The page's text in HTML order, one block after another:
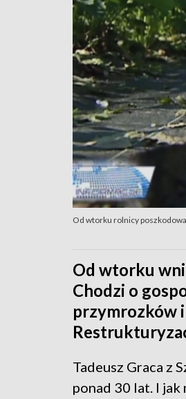
Od wtorku rolnicy
Od wtorku
Chodzi o
przymrozków i
Tadeusz Graca z
ponad 30 lat. I jak